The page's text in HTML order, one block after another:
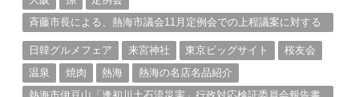
斉藤市長による、熱海市議会11月定例会での上程議案に対する
日韓グルメフェア
来宮神社 東京ビッグサイト
桜友会
温泉
焼肉 熱海
熱海の名店名品紹介